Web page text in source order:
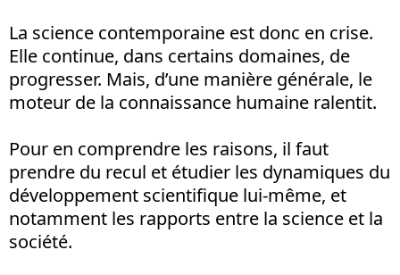
La science contemporaine est donc en crise.
Elle continue, dans certains domaines, de
progresser. Mais, d’une manière générale, le
moteur de la connaissance humaine ralentit.
Pour en comprendre les raisons, il faut
prendre du recul et étudier les dynamiques du
développement scientifique lui-même, et
notamment les rapports entre la science et la
société.